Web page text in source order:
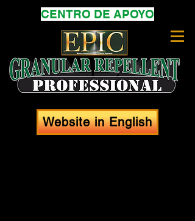
CENTRO DE APOYO
Website in English